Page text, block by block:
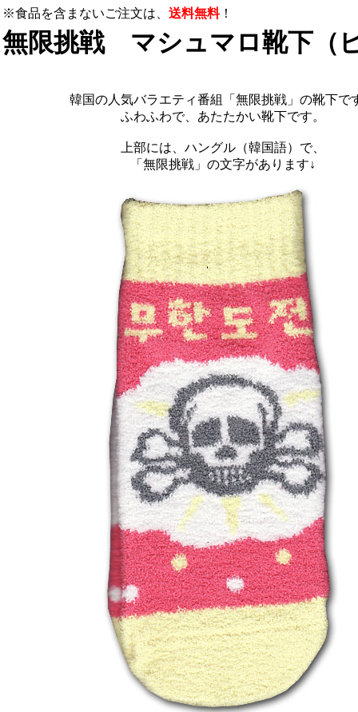
※食品を含まないご注文は、 送料無料！
無限挑戦 マシュマロ靴下（
韓国の人気バラエティ番組「無限挑戦」の靴下で
ふわふわで、あたたかい靴下です。
上部には、ハングル（韓国語）で、
「無限挑戦」の文字があります↓